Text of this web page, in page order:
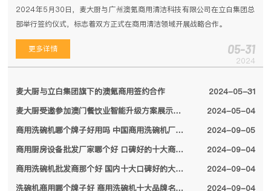
2024年5月30日，麦大厨与广州澳氪商用清洁科技有限公司在立白集团总
部举行签约仪式，标志着双方正式在商用清洁领域开展战略合作。
更多详情 05-31
2024
麦大厨与立白集团旗下的澳氪商用签约合作
2024-05-31
麦大厨受邀参加澳门餐饮业智能升级方案展示会，备受特区领导关注
2024-05-04
商用洗碗机哪个牌子好用吗 中国商用洗碗机厂家排名前十名单2024
2024-09-05
商用厨房设备批发厂家哪个好 口碑好的十大商用厨房设备厂家名单2024
2024-09-04
商用洗碗机批发商那个好 国内十大口碑好的大型商用洗碗机厂家名单2024
2024-09-04
洗碗机商用哪个牌子好 商用洗碗机十大品牌名单2024
2024-09-04